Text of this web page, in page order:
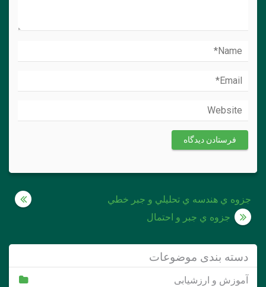
راهبری
نوشته
جزوه ي هندسه ي تحليلي و جبر خطي
جزوه ي جبر و احتمال
دسته بندی موضوعات
آموزش و ارزشیابی